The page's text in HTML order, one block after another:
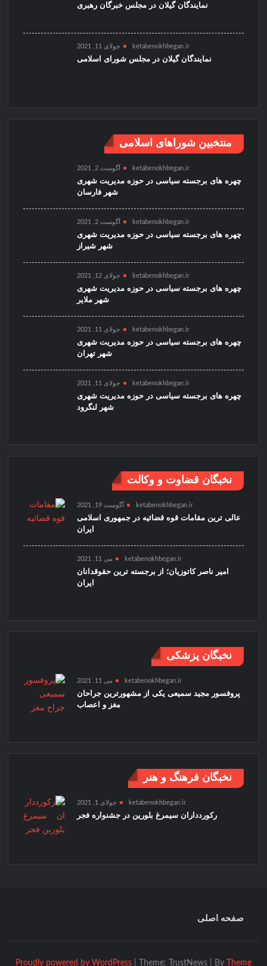
نمایندگان گیلان در مجلس خبرگان رهبری
ketabenokhbegan.ir جولای 11, 2021
نمایندگان گیلان در مجلس شورای اسلامی
منتخبین شوراهای اسلامی
ketabenokhbegan.ir آگوست 2, 2021
چهره های برجسته سیاسی در حوزه مدیریت شهری
شهر فارسان
ketabenokhbegan.ir آگوست 2, 2021
چهره های برجسته سیاسی در حوزه مدیریت شهری
شهر شیراز
ketabenokhbegan.ir جولای 12, 2021
چهره های برجسته سیاسی در حوزه مدیریت شهری
شهر ملایر
ketabenokhbegan.ir جولای 11, 2021
چهره های برجسته سیاسی در حوزه مدیریت شهری
شهر تهران
ketabenokhbegan.ir جولای 11, 2021
چهره های برجسته سیاسی در حوزه مدیریت شهری
شهر لنگرود
نخبگان قضاوت و وکالت
ketabenokhbegan.ir آگوست 19, 2021
عالی ترین مقامات قوه قضائیه در جمهوری اسلامی
ایران
ketabenokhbegan.ir می 11, 2021
امیر ناصر کاتوزیان؛ از برجسته ترین حقوقدانان
ایران
نخبگان پزشکی
ketabenokhbegan.ir می 11, 2021
پروفسور مجید سمیعی یکی از مشهورترین جراحان
مغز و اعصاب
نخبگان فرهنگ و هنر
ketabenokhbegan.ir جولای 1, 2021
رکوردداران سیمرغ بلورین در جشنواره فجر
صفحه اصلی
Proudly powered by WordPress Theme: TrustNews By Theme